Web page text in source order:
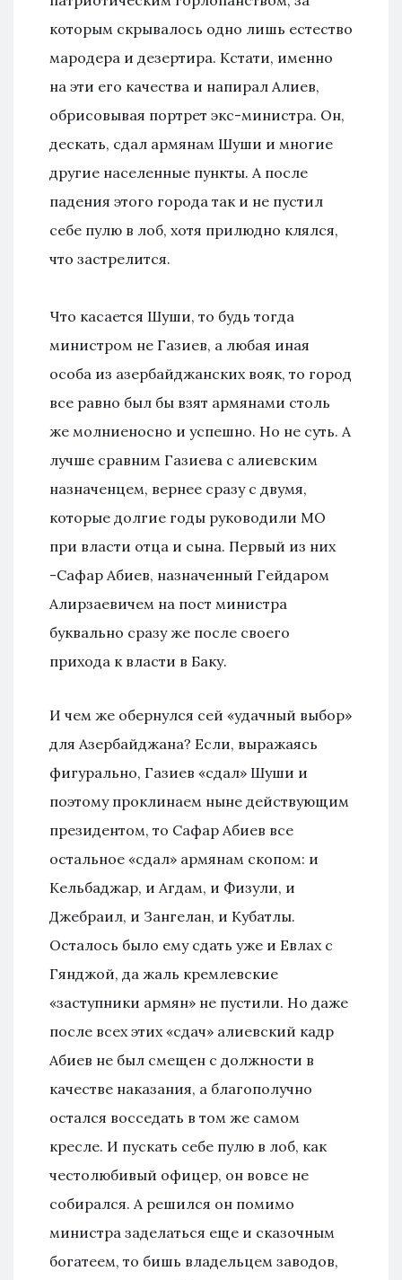
которым скрывалось одно лишь естество
мародера и дезертира. Кстати, именно
на эти его качества и напирал Алиев,
обрисовывая портрет экс-министра. Он,
дескать, сдал армянам Шуши и многие
другие населенные пункты. А после
падения этого города так и не пустил
себе пулю в лоб, хотя прилюдно клялся,
что застрелится.
Что касается Шуши, то будь тогда
министром не Газиев, а любая иная
особа из азербайджанских вояк, то город
все равно был бы взят армянами столь
же молниеносно и успешно. Но не суть. А
лучше сравним Газиева с алиевским
назначенцем, вернее сразу с двумя,
которые долгие годы руководили МО
при власти отца и сына. Первый из них
-Сафар Абиев, назначенный Гейдаром
Алирзаевичем на пост министра
буквально сразу же после своего
прихода к власти в Баку.
И чем же обернулся сей «удачный выбор»
для Азербайджана? Если, выражаясь
фигурально, Газиев «сдал» Шуши и
поэтому проклинаем ныне действующим
президентом, то Сафар Абиев все
остальное «сдал» армянам скопом: и
Кельбаджар, и Агдам, и Физули, и
Джебраил, и Зангелан, и Кубатлы.
Осталось было ему сдать уже и Евлах с
Гянджой, да жаль кремлевские
«заступники армян» не пустили. Но даже
после всех этих «сдач» алиевский кадр
Абиев не был смещен с должности в
качестве наказания, а благополучно
остался восседать в том же самом
кресле. И пускать себе пулю в лоб, как
честолюбивый офицер, он вовсе не
собирался. А решился он помимо
министра заделаться еще и сказочным
богатеем, то бишь владельцем заводов,